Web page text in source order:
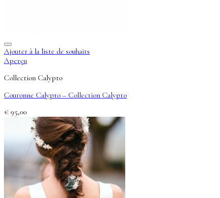
Ajouter à la liste de souhaits
Aperçu
Collection Calypto
Couronne Calypto – Collection Calypto
€ 95,00